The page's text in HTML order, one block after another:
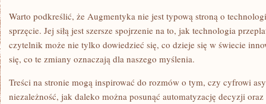
Warto podkreślić, że Augmentyka nie jest typową stroną o
sprzęcie. Jej siłą jest szersze spojrzenie na to, jak technologia
czytelnik może nie tylko dowiedzieć się, co dzieje się w świecie
się, co te zmiany oznaczają dla naszego myślenia.
Treści na stronie mogą inspirować do rozmów o tym, czy cyfrowi
niezależność, jak daleko można posunąć automatyzację decyzji